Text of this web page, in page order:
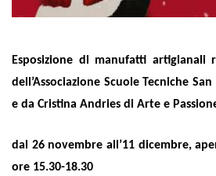
Esposizione di manufatti artigianali
dell’Associazione Scuole Tecniche
e da Cristina Andries di Arte e
dal 26 novembre all’11 dicembre,
ore 15.30-18.30